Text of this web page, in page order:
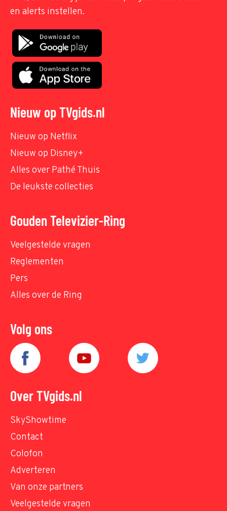
en alerts instellen.
Nieuw op TVgids.nl
Nieuw op Netflix
Nieuw op Disney+
Alles over Pathé Thuis
De leukste collecties
Gouden Televizier-Ring
Veelgestelde vragen
Reglementen
Pers
Alles over de Ring
Volg ons
Over TVgids.nl
SkyShowtime
Contact
Colofon
Adverteren
Van onze partners
Veelgestelde vragen